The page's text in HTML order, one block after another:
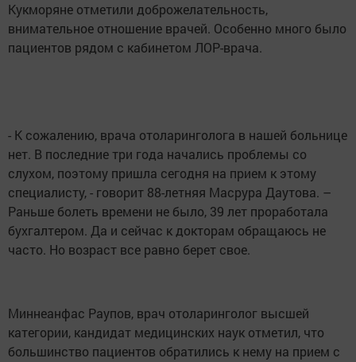
Кукморяне отметили доброжелательность,
внимательное отношение врачей. Особенно много было
пациентов рядом с кабинетом ЛОР-врача.
- К сожалению, врача отоларинголога в нашей больнице
нет. В последние три года начались проблемы со
слухом, поэтому пришла сегодня на прием к этому
специалисту, - говорит 88-летняя Масрура Даутова. –
Раньше болеть времени не было, 39 лет проработала
бухгалтером. Да и сейчас к докторам обращаюсь не
часто. Но возраст все равно берет свое.
Миннеанфас Раупов, врач отоларинголог высшей
категории, кандидат медицинских наук отметил, что
большинство пациентов обратились к нему на прием с